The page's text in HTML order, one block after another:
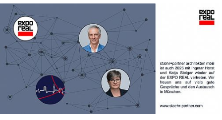
Technikflächen modernisiert. Staehr + partner architekten
unterstützt den Hoteleigentümer durch die Erbringung von
Entwurfs- und Ausführungsplanung, sowie die Erstellung von
Ausschreibungsunterlagen und Mitwirkung bei der Vergabe. Wir
freuen uns sehr über die spannende Aufgabe im Hotelsegment
und wünschen viel Erfolg bei der Umsetzung innerhalb der
nächsten Monate.